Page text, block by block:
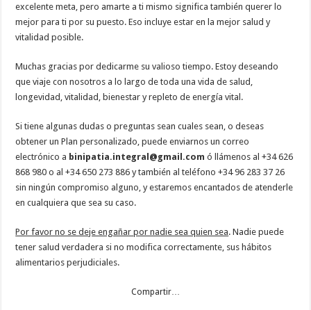
excelente meta, pero amarte a ti mismo significa también querer lo
mejor para ti por su puesto. Eso incluye estar en la mejor salud y
vitalidad posible.
Muchas gracias por dedicarme su valioso tiempo. Estoy deseando
que viaje con nosotros a lo largo de toda una vida de salud,
longevidad, vitalidad, bienestar y repleto de energía vital.
Si tiene algunas dudas o preguntas sean cuales sean, o deseas
obtener un Plan personalizado, puede enviarnos un correo
electrónico a binipatia.integral@gmail.com ó llámenos al +34 626
868 980 o al +34 650 273 886 y también al teléfono +34 96 283 37 26
sin ningún compromiso alguno, y estaremos encantados de atenderle
en cualquiera que sea su caso.
Por favor no se deje engañar por nadie sea quien sea. Nadie puede
tener salud verdadera si no modifica correctamente, sus hábitos
alimentarios perjudiciales.
Compartir…